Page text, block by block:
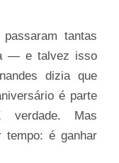
tantas
— e talvez isso
dizia que
é parte
verdade. Mas
tempo: é ganhar